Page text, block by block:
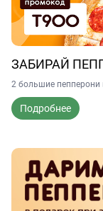
ЗАБИРАЙ
2 большие пепперони
Подробнее